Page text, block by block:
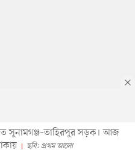
সুনামগঞ্জ–তাহিরপুর সড়ক। আজ
ছবি: প্রথম আলো